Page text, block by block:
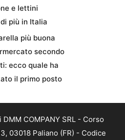
e lettini
più in Italia
più buona
secondo
ecco quale ha
il primo posto
COMPANY SRL - Corso
03018 Paliano (FR) - Codice